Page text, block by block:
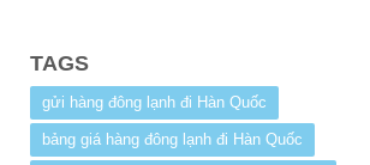
TAGS
gửi hàng đông lạnh đi Hàn Quốc
bảng giá hàng đông lạnh đi Hàn Quốc